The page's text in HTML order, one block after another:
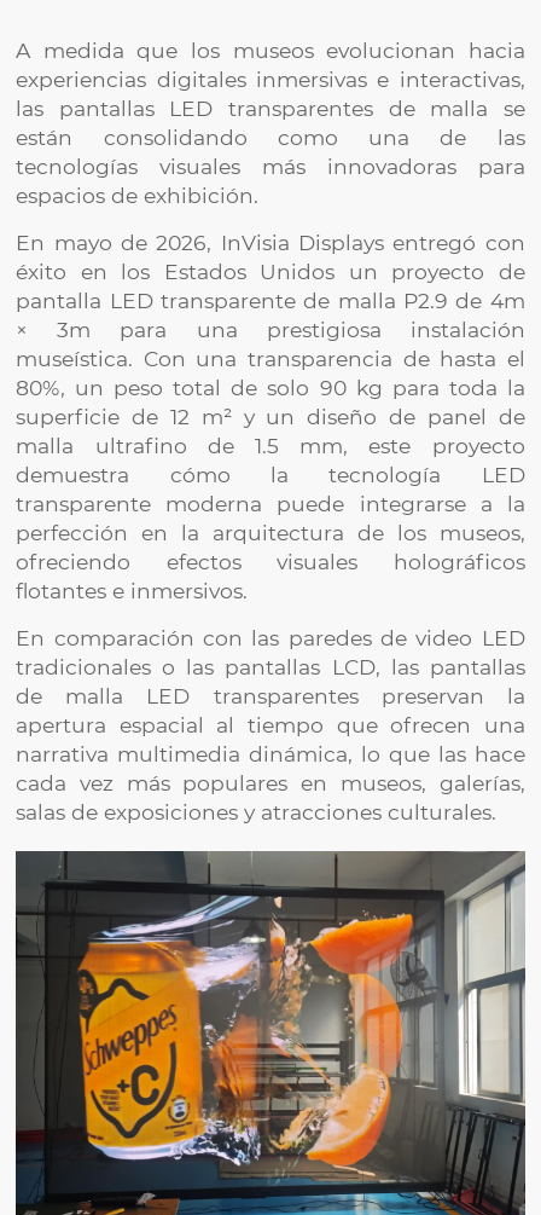
A medida que los museos evolucionan hacia
experiencias digitales inmersivas e interactivas,
las pantallas LED transparentes de malla se
están consolidando como una de las
tecnologías visuales más innovadoras para
espacios de exhibición.
En mayo de 2026, InVisia Displays entregó con
éxito en los Estados Unidos un proyecto de
pantalla LED transparente de malla P2.9 de 4m
× 3m para una prestigiosa instalación
museística. Con una transparencia de hasta el
80%, un peso total de solo 90 kg para toda la
superficie de 12 m² y un diseño de panel de
malla ultrafino de 1.5 mm, este proyecto
demuestra cómo la tecnología LED
transparente moderna puede integrarse a la
perfección en la arquitectura de los museos,
ofreciendo efectos visuales holográficos
flotantes e inmersivos.
En comparación con las paredes de video LED
tradicionales o las pantallas LCD, las pantallas
de malla LED transparentes preservan la
apertura espacial al tiempo que ofrecen una
narrativa multimedia dinámica, lo que las hace
cada vez más populares en museos, galerías,
salas de exposiciones y atracciones culturales.